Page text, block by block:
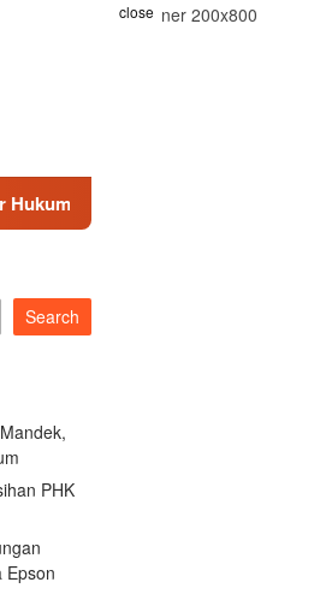
close
Kemnaker Berhasil Mediasi
Search
PHK
Epson